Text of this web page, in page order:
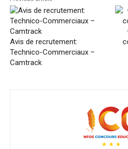
Avis de recrutement:
Technico-Commerciaux –
Camtrack